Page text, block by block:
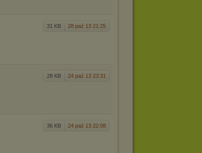
31 KB 28 paź 13 21:25
28 KB 24 paź 13 23:31
36 KB 24 paź 13 22:08